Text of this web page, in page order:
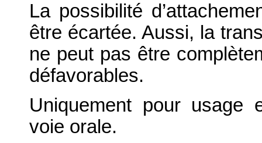
La possibilité
être écartée. Aussi, la
ne peut pas être
défavorables.
Uniquement pour usage
voie orale.